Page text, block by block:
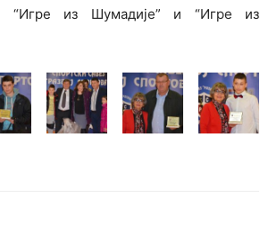
“Игре из Шумадије” и “Игре из